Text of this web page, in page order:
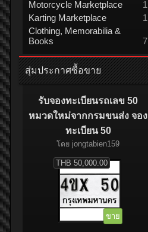
Motorcycle Marketplace
1
Karting Marketplace
1
Clothing, Memorabilia &
Books
7
สุ่มประกาศซื้อขาย
รับจองทะเบียนรถเลข 50
หมวดใหม่จากกรมขนส่ง จอง
ทะเบียน 50
โดย jongtabien159
ขาย
THB 50,000.00